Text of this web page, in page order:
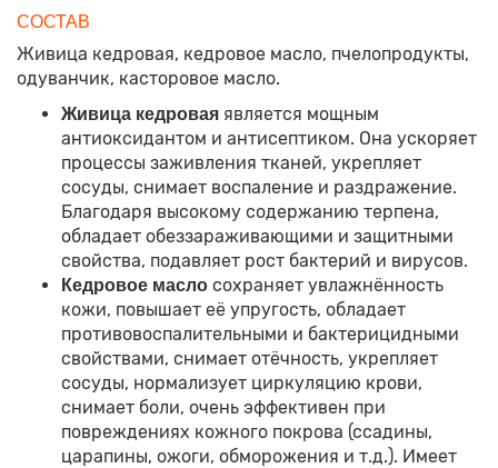
СОСТАВ
Живица кедровая, кедровое масло, пчелопродукты,
одуванчик, касторовое масло.
Живица кедровая является мощным
антиоксидантом и антисептиком. Она ускоряет
процессы заживления тканей, укрепляет
сосуды, снимает воспаление и раздражение.
Благодаря высокому содержанию терпена,
обладает обеззараживающими и защитными
свойства, подавляет рост бактерий и вирусов.
Кедровое масло сохраняет увлажнённость
кожи, повышает её упругость, обладает
противовоспалительными и бактерицидными
свойствами, снимает отёчность, укрепляет
сосуды, нормализует циркуляцию крови,
снимает боли, очень эффективен при
повреждениях кожного покрова (ссадины,
царапины, ожоги, обморожения и т.д.). Имеет